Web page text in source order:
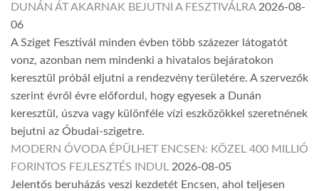
DUNÁN ÁT AKARNAK BEJUTNI A FESZTIVÁLRA 2026-08-
06
A Sziget Fesztivál minden évben több százezer látogatót
vonz, azonban nem mindenki a hivatalos bejáratokon
keresztül próbál eljutni a rendezvény területére. A szervezők
szerint évről évre előfordul, hogy egyesek a Dunán
keresztül, úszva vagy különféle vízi eszközökkel szeretnének
bejutni az Óbudai-szigetre.
MODERN ÓVODA ÉPÜLHET ENCSEN: KÖZEL 400 MILLIÓ
FORINTOS FEJLESZTÉS INDUL 2026-08-05
Jelentős beruházás veszi kezdetét Encsen, ahol teljesen